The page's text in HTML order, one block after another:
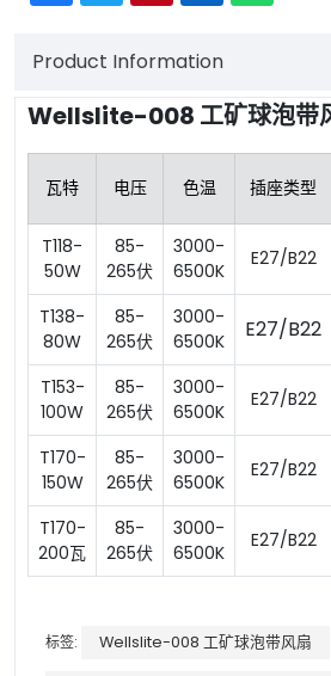
Product Information
Wellslite-008 工矿球泡带
瓦特 电压 色温 插座类型
T118-
50W
85-
265伏
3000-
6500K
E27/B22
T138-
80W
85-
265伏
3000-
6500K
E27/B22
T153-
100W
85-
265伏
3000-
6500K
E27/B22
T170-
150W
85-
265伏
3000-
6500K
E27/B22
T170-
200瓦
85-
265伏
3000-
6500K
E27/B22
标签: Wellslite-008 工矿球泡带风扇